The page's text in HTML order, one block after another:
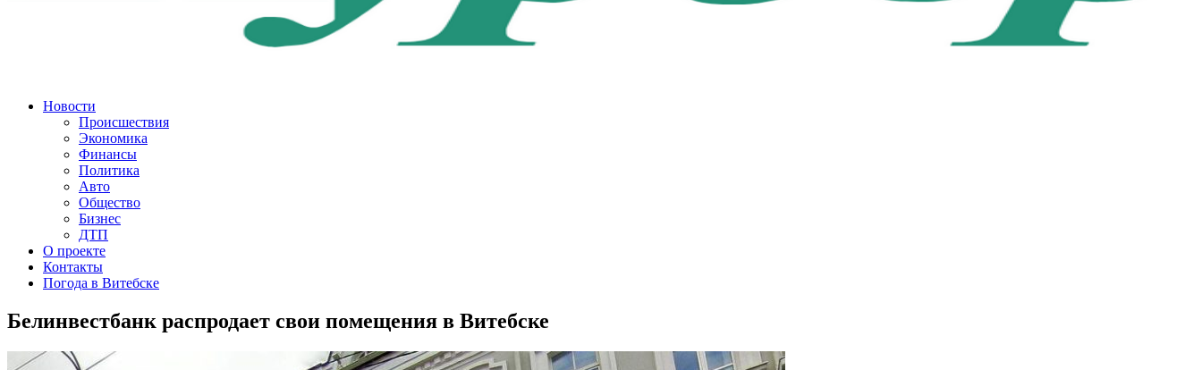
Новости
Происшествия
Экономика
Финансы
Политика
Авто
Общество
Бизнес
ДТП
О проекте
Контакты
Погода в Витебске
Белинвестбанк распродает свои помещения в Витебске